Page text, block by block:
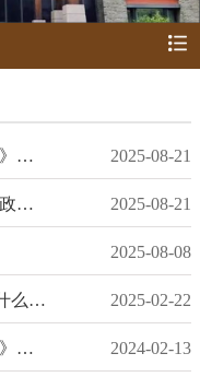
陈海懿：国际联盟与《淞沪停战协定》的签订 2025-08-21
孙鹏浩：从《口述传记》看元代中央政府对西藏的治理 2025-08-21
2025-08-08
于文杰 | 中英新一轮战略对话，释放什么信号？ 2025-02-22
《初心如磐：南京原工商业者口述史》正式出版 2024-02-13